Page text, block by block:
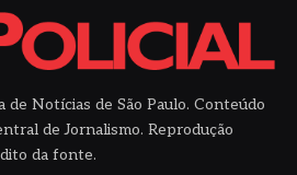
de Notícias de São Paulo. Conteúdo
de Jornalismo. Reprodução
da fonte.